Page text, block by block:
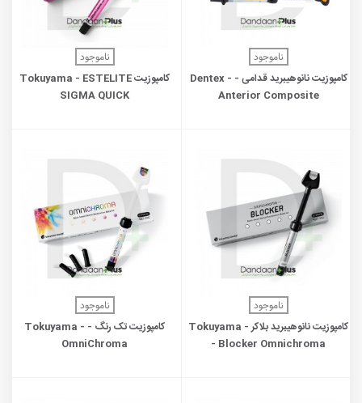
ناموجود
کامپوزیت نانوهیبرید قدامی - Dentex -
Anterior Composite
ناموجود
کامپوزیت Tokuyama - ESTELITE
SIGMA QUICK
ناموجود
کامپوزیت نانوهیبرید بلاکر - Tokuyama
- Blocker Omnichroma
ناموجود
کامپوزیت تک رنگ - Tokuyama -
OmniChroma